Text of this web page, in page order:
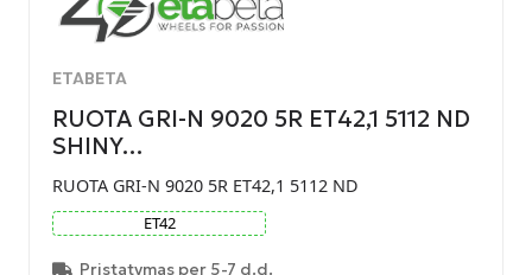
ETABETA
RUOTA GRI-N 9020 5R ET42,1 5112 ND
SHINY…
RUOTA GRI-N 9020 5R ET42,1 5112 ND
ET42
Pristatymas per 5-7 d.d.